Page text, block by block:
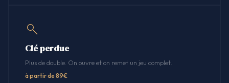
Clé perdue
Plus de double. On ouvre et on remet un jeu complet.
à partir de 89€